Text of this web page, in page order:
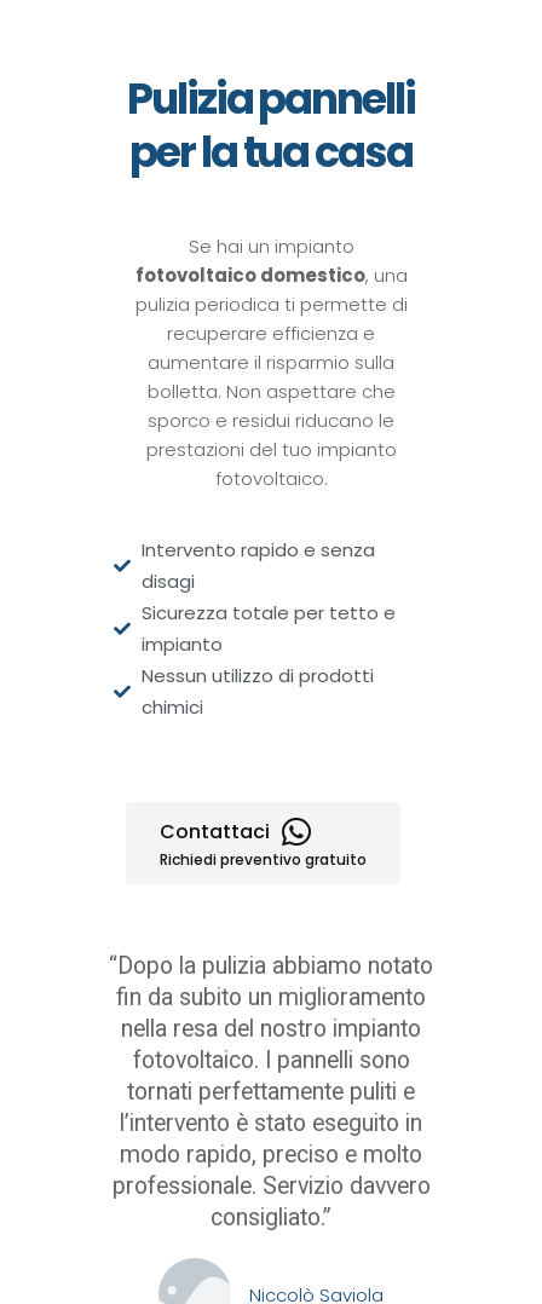
Pulizia pannelli
per la tua casa
Se hai un impianto
fotovoltaico domestico, una
pulizia periodica ti permette di
recuperare efficienza e
aumentare il risparmio sulla
bolletta. Non aspettare che
sporco e residui riducano le
prestazioni del tuo impianto
fotovoltaico.
Intervento rapido e senza
disagi
Sicurezza totale per tetto e
impianto
Nessun utilizzo di prodotti
chimici
Contattaci
Richiedi preventivo gratuito
“Dopo la pulizia abbiamo notato
fin da subito un miglioramento
nella resa del nostro impianto
fotovoltaico. I pannelli sono
tornati perfettamente puliti e
l’intervento è stato eseguito in
modo rapido, preciso e molto
professionale. Servizio davvero
consigliato.”
Niccolò Saviola